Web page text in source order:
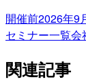
開催前2026年9
セミナー一覧会
関連記事